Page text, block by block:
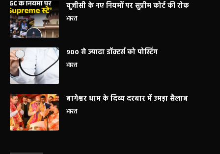
यूजीसी के नए नियमों पर सुप्रीम कोर्ट की रोक
भारत
900 से ज्यादा डॉक्टर्स को पोस्टिंग
भारत
बागेश्वर धाम के दिव्य दरबार में उमड़ा सैलाब
भारत